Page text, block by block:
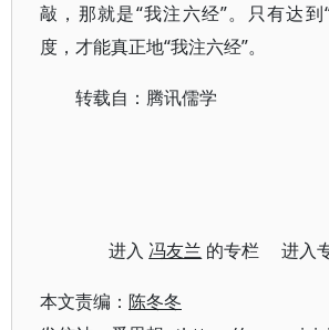
敲，那就是“我注六经”。只有达到
度，才能真正地“我注六经”。
转载自：腾讯儒学
进入 冯友兰 的专栏 进入
本文责编： 陈冬冬